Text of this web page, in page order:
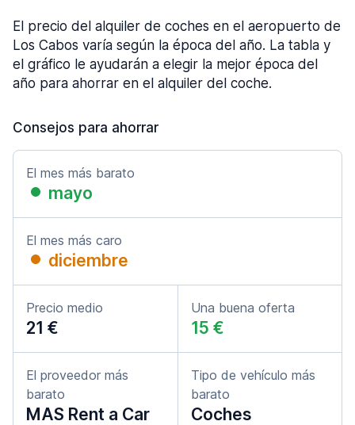
El precio del alquiler de coches en el aeropuerto de
Los Cabos varía según la época del año. La tabla y
el gráfico le ayudarán a elegir la mejor época del
año para ahorrar en el alquiler del coche.
Consejos para ahorrar
El mes más barato
mayo
El mes más caro
diciembre
Precio medio
21 €
Una buena oferta
15 €
El proveedor más
barato
MAS Rent a Car
Tipo de vehículo más
barato
Coches